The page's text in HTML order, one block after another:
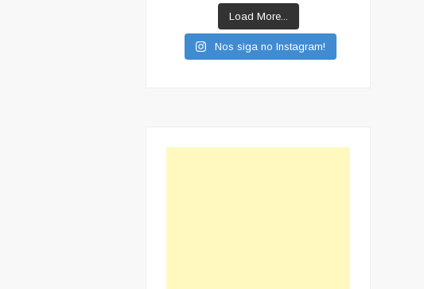
Load More...
Nos siga no Instagram!